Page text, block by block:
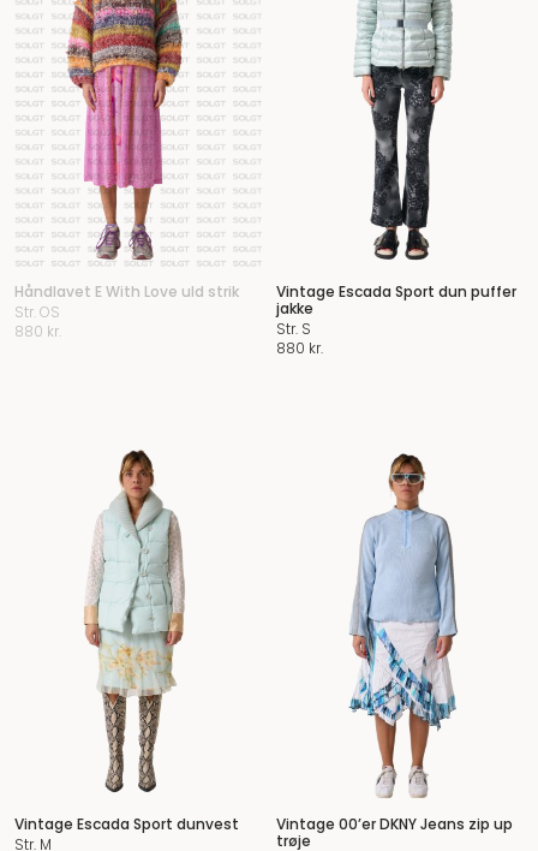
Håndlavet E With Love uld strik
Str. OS
880 kr.
Vintage Escada Sport dun puffer
jakke
Str. S
880 kr.
Vintage Escada Sport dunvest
Str. M
Vintage 00’er DKNY Jeans zip up
trøje